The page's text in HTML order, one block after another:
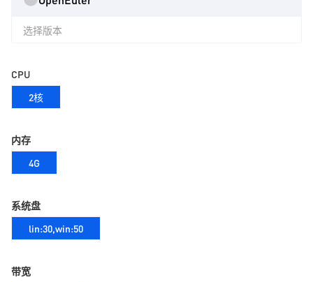
选择版本
CPU
2核
内存
4G
系统盘
lin:30,win:50
带宽